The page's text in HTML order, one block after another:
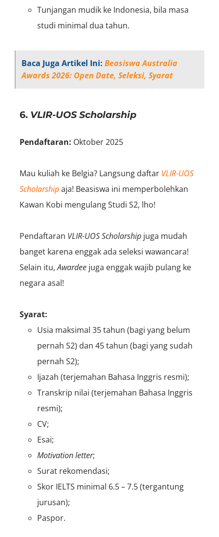
Tunjangan mudik ke Indonesia, bila masa
studi minimal dua tahun.
Baca Juga Artikel Ini: Beasiswa Australia
Awards 2026: Open Date, Seleksi, Syarat
6. VLIR-UOS Scholarship
Pendaftaran: Oktober 2025
Mau kuliah ke Belgia? Langsung daftar VLIR-UOS
Scholarshipaja! Beasiswa ini memperbolehkan
Kawan Kobi mengulang Studi S2, lho!
Pendaftaran VLIR-UOS Scholarship juga mudah
banget karena enggak ada seleksi wawancara!
Selain itu,Awardee juga enggak wajib pulang ke
negara asal!
Syarat:
Usia maksimal 35 tahun (bagi yang belum
pernah S2) dan 45 tahun (bagi yang sudah
pernah S2);
Ijazah (terjemahan Bahasa Inggris resmi);
Transkrip nilai (terjemahan Bahasa Inggris
resmi);
CV;
Esai;
Motivation letter;
Surat rekomendasi;
Skor IELTS minimal 6.5 – 7.5 (tergantung
jurusan);
Paspor.